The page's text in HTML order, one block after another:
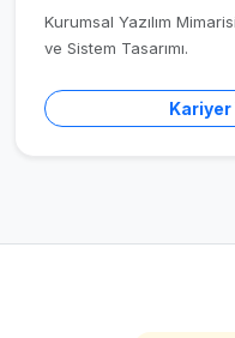
Kurumsal Yazılım
ve Sistem Tasarımı.
Kariyer